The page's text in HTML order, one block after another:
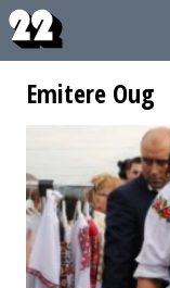
Emitere Oug